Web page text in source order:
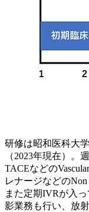
研修は昭和医科大
（2023年現在）。
TACEなどの
レナージなどのNon
また定期IVRが入
影業務も行い、放